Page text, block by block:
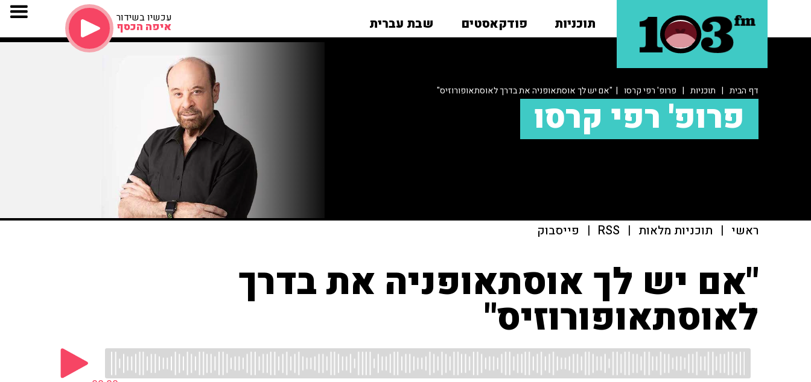
תוכניות פודקאסטים שבת עברית עכשיו בשידור
איפה הכסף
דף הבית | תוכניות | פרופ' רפי קרסו | "אם יש לך אוסתאופניה את בדרך לאוסתאופורוזיס"
פרופ' רפי קרסו
ראשי | תוכניות מלאות |
RSS
| פייסבוק
"אם יש לך אוסתאופניה את בדרך
לאוסתאופורוזיס"